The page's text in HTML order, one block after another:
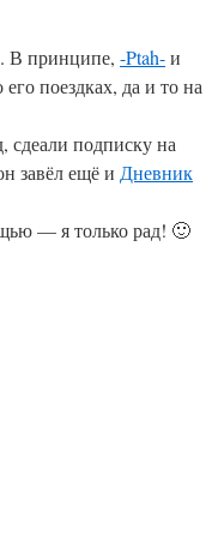
В принципе, -Ptah-и
поездках, да и то на
сдеали подписку на
завёл ещё и Дневник
— я только рад! 🙂